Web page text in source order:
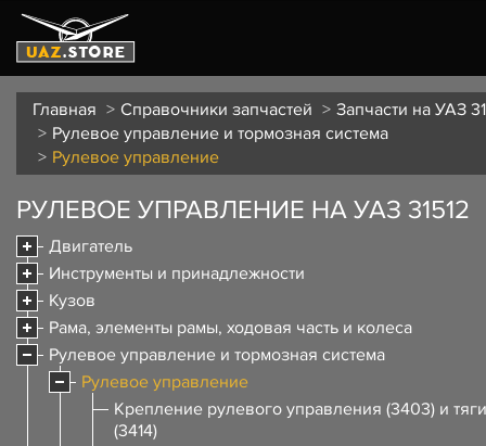
Главная Справочники запчастей
Запчасти на УАЗ
Рулевое управление и тормозная система
Рулевое управление
РУЛЕВОЕ УПРАВЛЕНИЕ НА УАЗ 31512
Двигатель
Инструменты и принадлежности
Кузов
Рама, элементы рамы, ходовая часть и колеса
Рулевое управление и тормозная система
Рулевое управление
Крепление рулевого управления (3403) и
(3414)